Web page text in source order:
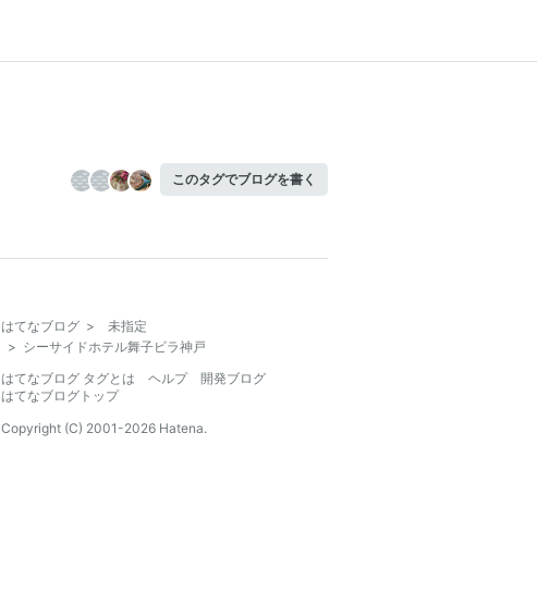
このタグでブログを書く
はてなブログ >
未指定
> シーサイドホテル舞子ビラ神戸
はてなブログ タグとは
ヘルプ
開発ブログ
はてなブログトップ
Copyright (C) 2001-2026 Hatena.